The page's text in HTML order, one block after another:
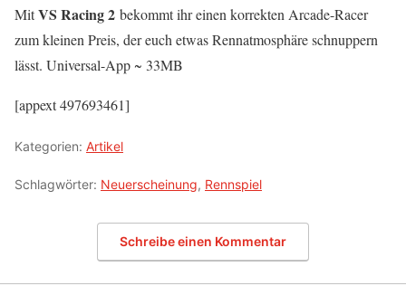
MitVS Racing 2 bekommt ihr einen korrekten Arcade-Racer
zum kleinen Preis, der euch etwas Rennatmosphäre schnuppern
lässt. Universal-App ~ 33MB
[appext 497693461]
Kategorien: Artikel
Schlagwörter: Neuerscheinung, Rennspiel
Schreibe einen Kommentar